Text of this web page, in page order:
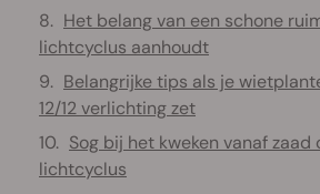
Het belang van een schone
lichtcyclus aanhoudt
Belangrijke tips als je
12/12 verlichting zet
Sog bij het kweken vanaf zaad
lichtcyclus